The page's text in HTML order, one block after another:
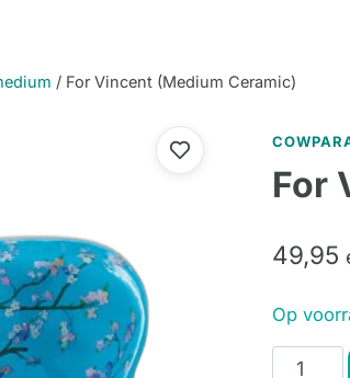
/ For Vincent (Medium Ceramic)
For
49,95
Op
For